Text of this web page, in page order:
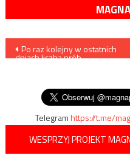
Nawigacja
Po raz kolejny w ostatnich
dniach liczba prób
Telegramhttps://t.me/
WESPRZYJ PROJEKT